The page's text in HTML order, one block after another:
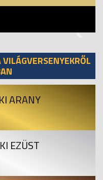
ARANY
EZÜST